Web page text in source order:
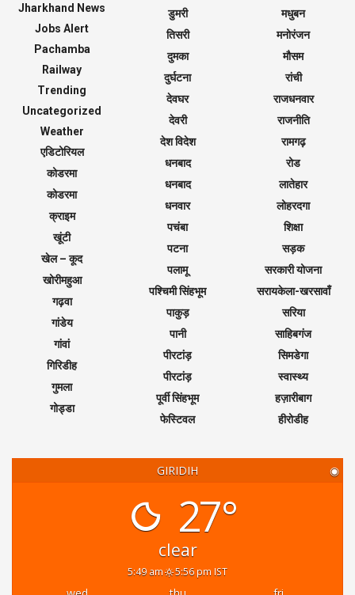
Jharkhand News
Jobs Alert
Pachamba
Railway
Trending
Uncategorized
Weather
एडिटोरियल
कोडरमा
कोडरमा
क्राइम
खूंटी
खेल – कूद
खोरीमहुआ
गढ़वा
गांडेय
गांवां
गिरिडीह
गुमला
गोड्डा
डुमरी
तिसरी
दुमका
दुर्घटना
देवघर
देवरी
देश विदेश
धनबाद
धनबाद
धनवार
पचंबा
पटना
पलामू
पश्चिमी सिंहभूम
पाकुड़
पानी
पीरटांड़
पीरटांड़
पूर्वी सिंहभूम
फेस्टिवल
मधुबन
मनोरंजन
मौसम
रांची
राजधनवार
राजनीति
रामगढ़
रोड
लातेहार
लोहरदगा
शिक्षा
सड़क
सरकारी योजना
सरायकेला-खरसावाँ
सरिया
साहिबगंज
सिमडेगा
स्वास्थ्य
हज़ारीबाग
हीरोडीह
GIRIDIH ◉
27°
clear
5:49 am 5:56 pm IST